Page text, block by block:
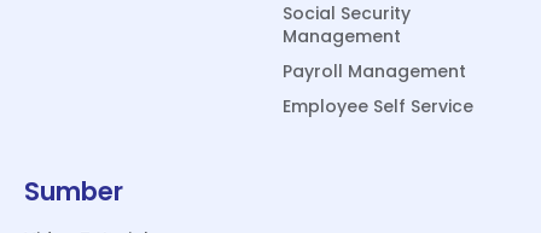
Social Security
Management
Payroll Management
Employee Self Service
Sumber